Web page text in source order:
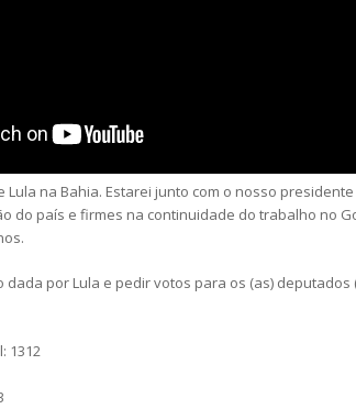
Lula na Bahia. Estarei junto com o nosso
do país e firmes na continuidade do trabalho no
dada por Lula e pedir votos para os (as) deputados
1312